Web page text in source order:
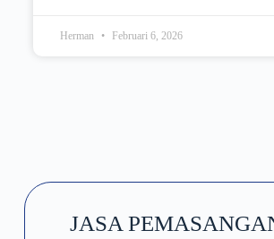
Herman Februari 6, 2026
JASA